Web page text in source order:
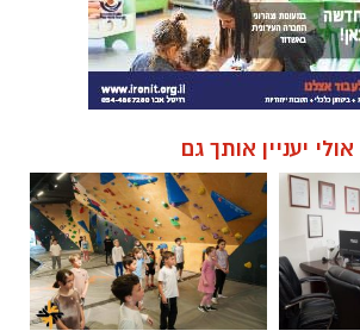
אולי יעניין אותך גם